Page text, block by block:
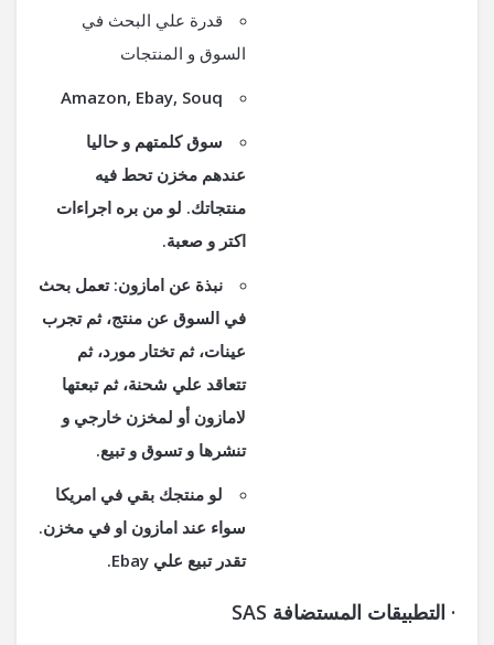
قدرة علي البحث في
السوق و المنتجات
Amazon, Ebay, Souq
سوق كلمتهم و حاليا
عندهم مخزن تحط فيه
منتجاتك. لو من بره اجراءات
اكتر و صعبة.
نبذة عن امازون: تعمل بحث
في السوق عن منتج، ثم تجرب
عينات، ثم تختار مورد، ثم
تتعاقد علي شحنة، ثم تبعتها
لامازون أو لمخزن خارجي و
تنشرها و تسوق و تبيع.
لو منتجك بقي في امريكا
سواء عند امازون او في مخزن.
تقدر تبيع علي Ebay.
· التطبيقات المستضافة SAS